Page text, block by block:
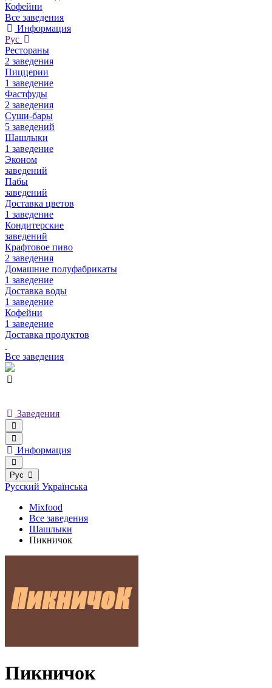
Кофейни
Все заведения
Информация
Рус
Рестораны
2 заведения
Пиццерии
1 заведение
Фастфуды
2 заведения
Суши-бары
5 заведений
Шашлыки
1 заведение
Эконом
заведений
Пабы
заведений
Доставка цветов
1 заведение
Кондитерские
заведений
Крафтовое пиво
2 заведения
Домашние полуфабрикаты
1 заведение
Доставка воды
1 заведение
Кофейни
1 заведение
Доставка продуктов
Все заведения
Заведения
Информация
Рус
Русский Українська
Mixfood
Все заведения
Шашлыки
Пикничок
Пикничок